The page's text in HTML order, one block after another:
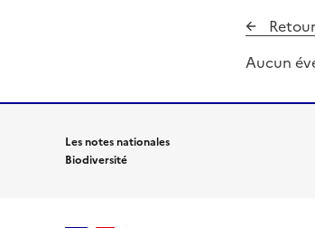
Retour
Aucun
Les notes nationales
Biodiversité